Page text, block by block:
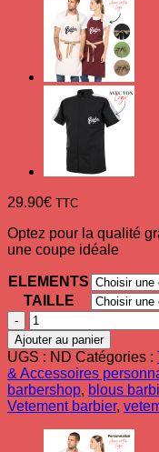
29.90€ TTC
Optez pour la qualité
une coupe idéale
ELEMENTS
TAILLE
quantité
de
Blouse
Barbier
Fermeture
Zip
100%
Coton
Ajouter au panier
UGS : ND Catégories :
& Accessoires
barbershop, blous
Vetement barbier,